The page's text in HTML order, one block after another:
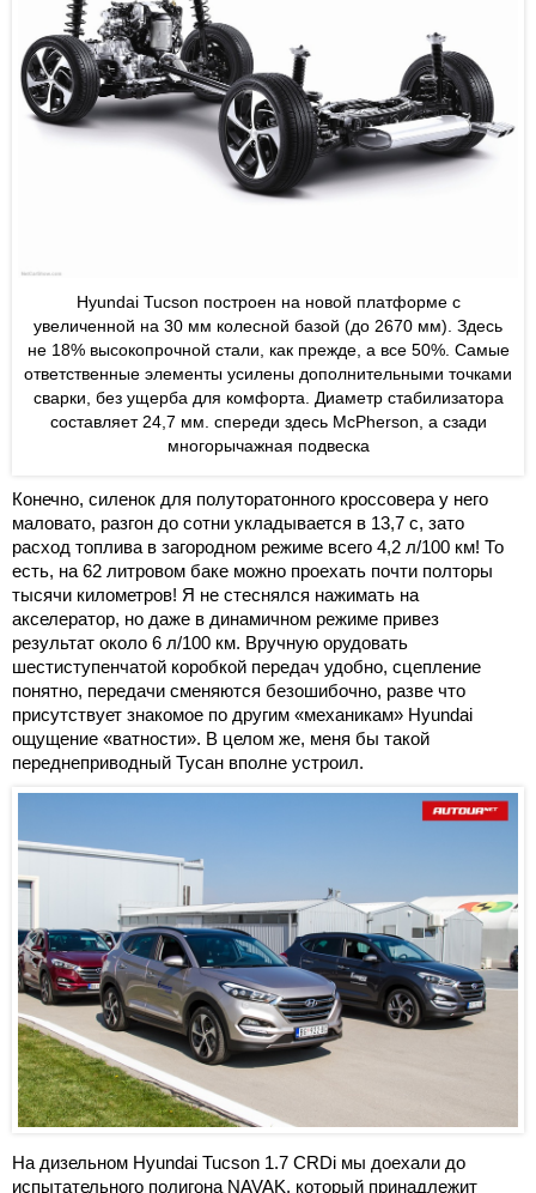
Hyundai Tucson построен на новой платформе с
увеличенной на 30 мм колесной базой (до 2670 мм). Здесь
не 18% высокопрочной стали, как прежде, а все 50%. Самые
ответственные элементы усилены дополнительными точками
сварки, без ущерба для комфорта. Диаметр стабилизатора
составляет 24,7 мм. спереди здесь McPherson, а сзади
многорычажная подвеска
Конечно, силенок для полуторатонного кроссовера у него
маловато, разгон до сотни укладывается в 13,7 с, зато
расход топлива в загородном режиме всего 4,2 л/100 км! То
есть, на 62 литровом баке можно проехать почти полторы
тысячи километров! Я не стеснялся нажимать на
акселератор, но даже в динамичном режиме привез
результат около 6 л/100 км. Вручную орудовать
шестиступенчатой коробкой передач удобно, сцепление
понятно, передачи сменяются безошибочно, разве что
присутствует знакомое по другим «механикам» Hyundai
ощущение «ватности». В целом же, меня бы такой
переднеприводный Тусан вполне устроил.
На дизельном Hyundai Tucson 1.7 CRDi мы доехали до
испытательного полигона NAVAK, который принадлежит